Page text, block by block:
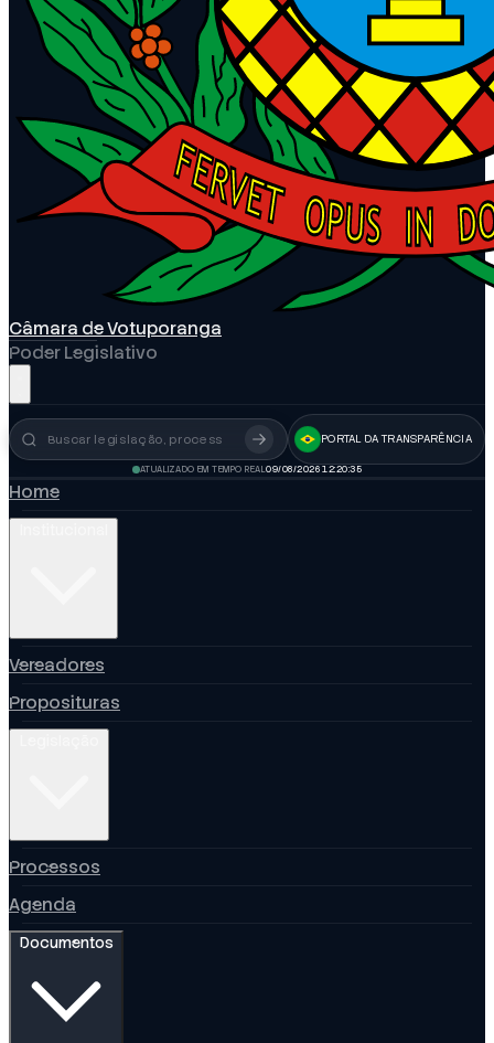
Câmara de Votuporanga
Poder Legislativo
Busca no portal PORTAL DA TRANSPARÊNCIA
ATUALIZADO EM TEMPO REAL09/08/2026 12:20:36
Home
Vereadores
Proposituras
Processos
Agenda
Documentos